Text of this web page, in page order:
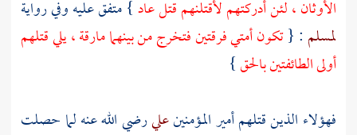
الأوثان ، لئن أدركتهم لأقتلنهم قتل عاد} متفق عليه وفي رواية
لمسلم : {تكون أمتي فرقتين فتخرج من بينهما مارقة ، يلي قتلهم
أولى الطائفتين بالحق}
فهؤلاء الذين قتلهم أمير المؤمنينعليرضي الله عنه لما حصلت